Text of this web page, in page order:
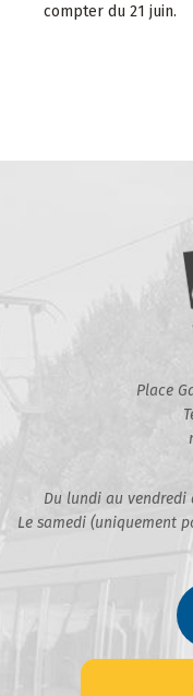
compter du 21 juin.
Place
Du lundi au vendredi
Le samedi (uniquement